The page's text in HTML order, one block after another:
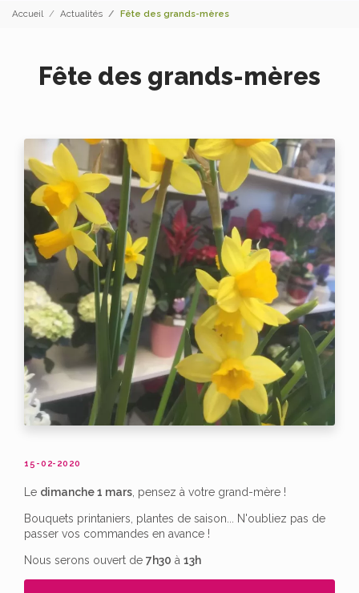
Accueil Actualités Fête des grands-mères
Fête des grands-mères
15-02-2020
Le dimanche 1 mars, pensez à votre grand-mère !
Bouquets printaniers, plantes de saison... N'oubliez pas de
passer vos commandes en avance !
Nous serons ouvert de 7h30 à 13h